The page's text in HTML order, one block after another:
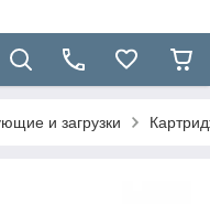
и загрузки